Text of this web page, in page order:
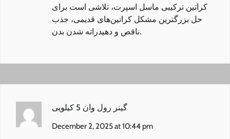
کراتین ترکیبی ماسل اسپرت، تلاشی است برای
حل بزرگترین مشکل کراتین‌های قدیمی، جذب
ناقص و دهیدراته شدن بدن.
گینر رول وان 5 کیلویی
December 2, 2025 at 10:44 pm